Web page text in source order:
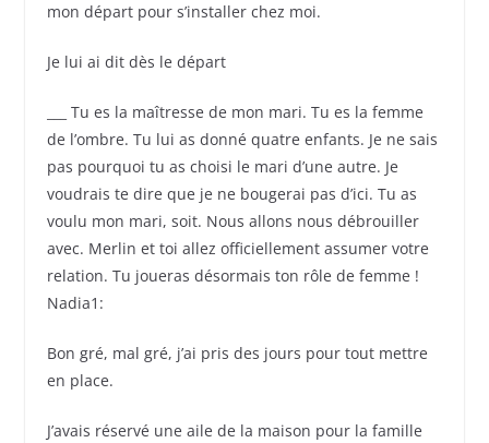
mon départ pour s’installer chez moi.
Je lui ai dit dès le départ
___ Tu es la maîtresse de mon mari. Tu es la femme
de l’ombre. Tu lui as donné quatre enfants. Je ne sais
pas pourquoi tu as choisi le mari d’une autre. Je
voudrais te dire que je ne bougerai pas d’ici. Tu as
voulu mon mari, soit. Nous allons nous débrouiller
avec. Merlin et toi allez officiellement assumer votre
relation. Tu joueras désormais ton rôle de femme !
Nadia1:
Bon gré, mal gré, j’ai pris des jours pour tout mettre
en place.
J’avais réservé une aile de la maison pour la famille